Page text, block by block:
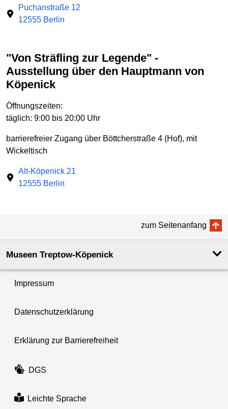
Puchanstraße 12
12555 Berlin
"Von Sträfling zur Legende" -
Ausstellung über den Hauptmann von
Köpenick
Öffnungszeiten:
täglich: 9:00 bis 20:00 Uhr
barrierefreier Zugang über Böttcherstraße 4 (Hof), mit
Wickeltisch
Alt-Köpenick 21
12555 Berlin
zum Seitenanfang
Museen Treptow-Köpenick
Impressum
Datenschutzerklärung
Erklärung zur Barrierefreiheit
DGS
Leichte Sprache